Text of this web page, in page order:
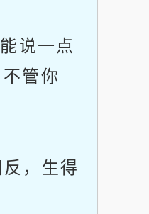
说一点
管你
，生得